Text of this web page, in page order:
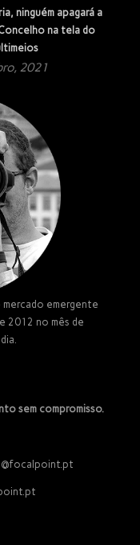
ninguém apagará a
na tela do
2021
emergente
2012 no mês de
sem compromisso.